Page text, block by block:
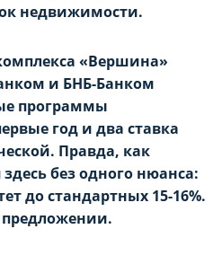
недвижимости.
«Вершина»
и БНБ-Банком
программы
год и два ставка
Правда, как
без одного нюанса:
до стандартных 15-16%.